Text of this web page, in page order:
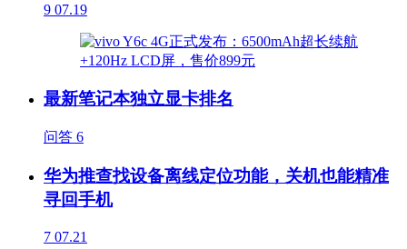
9 07.19
最新笔记本独立显卡排名
问答 6
华为推查找设备离线定位功能，关机也能精准
寻回手机
7 07.21